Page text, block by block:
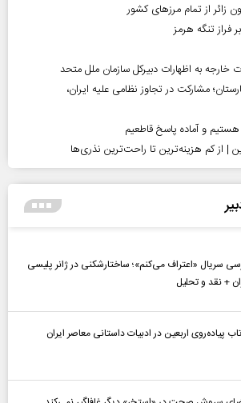
به اظهارات دبیرکل سازمان ملل متحد
مشارکت در تجاوز نظامی علیه ایران،
و آماده پاسخ قاطعیم
| از کم هزینه‌ترین تا راحت‌ترین نذری‌ها
سریال «اعتراف می‌کنم»؛ ساختارشکنی در ژانر پلیسی
+ نقد و تحلیل
پیاده‌روی اربعین در ادبیات داستانی معاصر ایران